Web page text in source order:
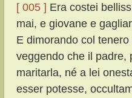
[ 005 ] Era costei
mai, e giovane e
E dimorando col
veggendo che il padre,
maritarla, né a lei
esser potesse,